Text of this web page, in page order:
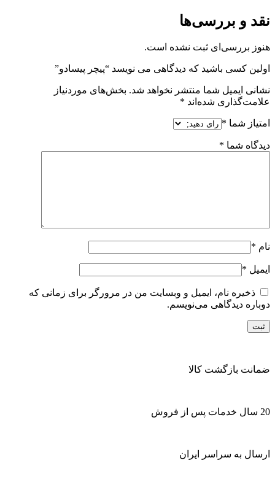
نقد و بررسی‌ها
هنوز بررسی‌ای ثبت نشده است.
اولین کسی باشید که دیدگاهی می نویسد “پیچر پیسادو”
نشانی ایمیل شما منتشر نخواهد شد. بخش‌های موردنیاز
علامت‌گذاری شده‌اند *
امتیاز شما *
دیدگاه شما *
نام *
ایمیل *
ذخیره نام، ایمیل و وبسایت من در مرورگر برای زمانی که
دوباره دیدگاهی می‌نویسم.
ضمانت بازگشت کالا
20 سال خدمات پس از فروش
ارسال به سراسر ایران